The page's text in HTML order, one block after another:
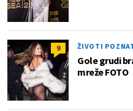
9 ŽIVOTI
Gole grudi
mreže FOTO